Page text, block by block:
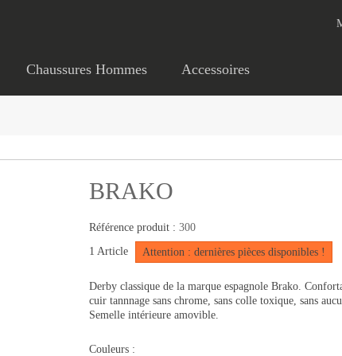
Chaussures Hommes Accessoires
BRAKO
Référence produit : 300
1 Article Attention : dernières pièces disponibles !
Derby classique de la marque espagnole Brako.
cuir tannnage sans chrome, sans colle toxique, sans
Semelle intérieure amovible.
Couleurs :